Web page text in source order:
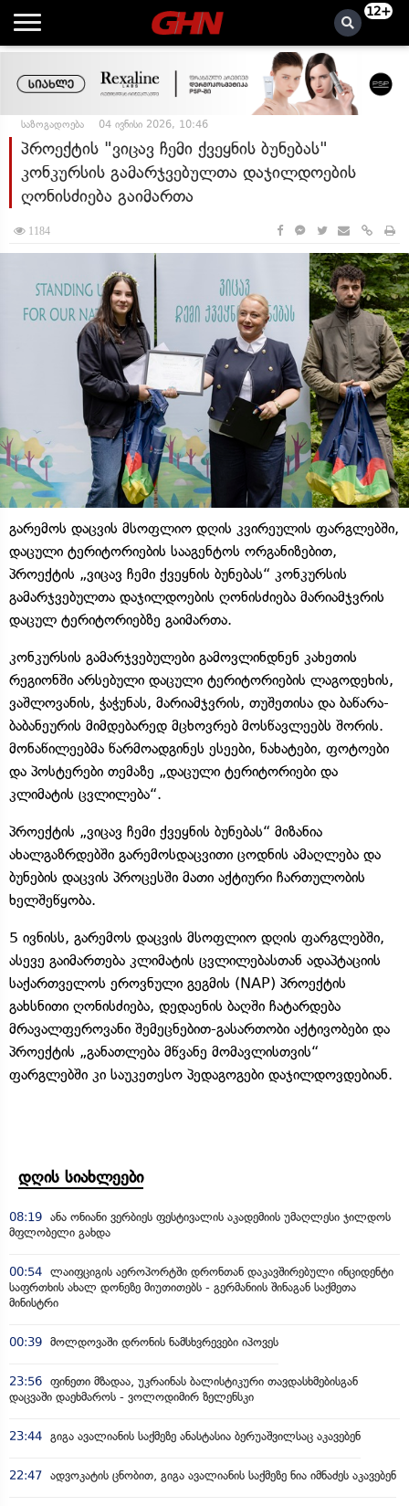
12+
საზოგადოება 04 ივნისი 2026, 10:46
პროექტის "ვიცავ ჩემი ქვეყნის ბუნებას"
კონკურსის გამარჯვებულთა დაჯილდოების
ღონისძიება გაიმართა
1184
გარემოს დაცვის მსოფლიო დღის კვირეულის ფარგლებში,
დაცული ტერიტორიების სააგენტოს ორგანიზებით,
პროექტის „ვიცავ ჩემი ქვეყნის ბუნებას“ კონკურსის
გამარჯვებულთა დაჯილდოების ღონისძიება მარიამჯვრის
დაცულ ტერიტორიებზე გაიმართა.
კონკურსის გამარჯვებულები გამოვლინდნენ კახეთის
რეგიონში არსებული დაცული ტერიტორიების ლაგოდეხის,
ვაშლოვანის, ჭაჭუნას, მარიამჯვრის, თუშეთისა და ბაწარა-
ბაბანეურის მიმდებარედ მცხოვრებ მოსწავლეებს შორის.
მონაწილეებმა წარმოადგინეს ესეები, ნახატები, ფოტოები
და პოსტერები თემაზე „დაცული ტერიტორიები და
კლიმატის ცვლილება“.
პროექტის „ვიცავ ჩემი ქვეყნის ბუნებას“ მიზანია
ახალგაზრდებში გარემოსდაცვითი ცოდნის ამაღლება და
ბუნების დაცვის პროცესში მათი აქტიური ჩართულობის
ხელშეწყობა.
5 ივნისს, გარემოს დაცვის მსოფლიო დღის ფარგლებში,
ასევე გაიმართება კლიმატის ცვლილებასთან ადაპტაციის
საქართველოს ეროვნული გეგმის (NAP) პროექტის
გახსნითი ღონისძიება, დედაენის ბაღში ჩატარდება
მრავალფეროვანი შემეცნებით-გასართობი აქტივობები და
პროექტის „განათლება მწვანე მომავლისთვის“
ფარგლებში კი საუკეთესო პედაგოგები დაჯილდოვდებიან.
დღის სიახლეები
08:19 ანა ონიანი ვერბიეს ფესტივალის აკადემიის უმაღლესი ჯილდოს
მფლობელი გახდა
00:54 ლაიფციგის აეროპორტში დრონთან დაკავშირებული ინციდენტი
საფრთხის ახალ დონეზე მიუთითებს - გერმანიის შინაგან საქმეთა
მინისტრი
00:39 მოლდოვაში დრონის ნამსხვრევები იპოვეს
23:56 ფინეთი მზადაა, უკრაინას ბალისტიკური თავდასხმებისგან
დაცვაში დაეხმაროს - ვოლოდიმირ ზელენსკი
23:44 გიგა ავალიანის საქმეზე ანასტასია ბერუაშვილსაც აკავებენ
22:47 ადვოკატის ცნობით, გიგა ავალიანის საქმეზე ნია იმნაძეს აკავებენ